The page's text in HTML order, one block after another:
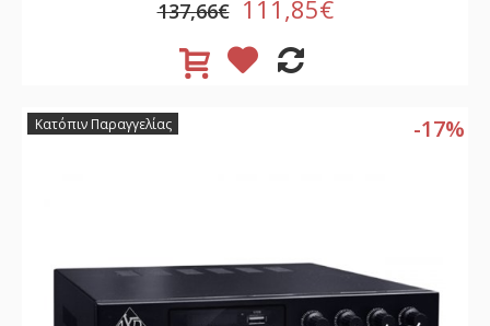
137,66€ 111,85€
-17%
Κατόπιν Παραγγελίας